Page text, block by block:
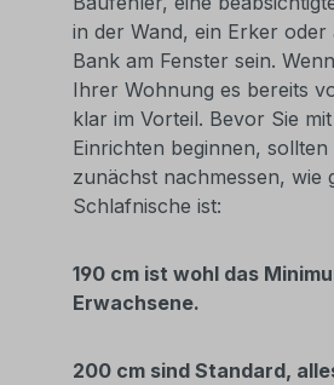
in der Wand, ein Erker oder
Bank am Fenster sein.
Ihrer Wohnung es bereits
klar im Vorteil. Bevor Sie
Einrichten beginnen, sollten
zunächst nachmessen, wie
Schlafnische ist:
190 cm ist wohl das
Erwachsene.
200 cm sind Standard,